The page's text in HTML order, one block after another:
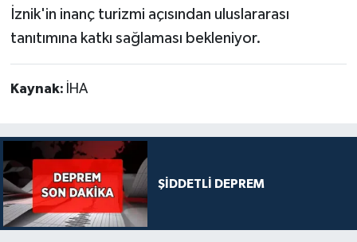
İznik'in inanç turizmi açısından uluslararası
tanıtımına katkı sağlaması bekleniyor.
Kaynak: İHA
ŞİDDETLİ DEPREM